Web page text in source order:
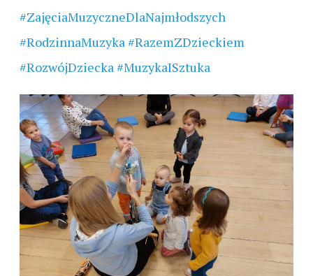
#ZajęciaMuzyczneDlaNajmłodszych
#RodzinnaMuzyka#RazemZDzieckiem
#RozwójDziecka#MuzykaISztuka